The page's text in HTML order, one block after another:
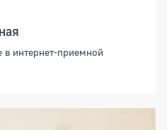
в интернет-приемной